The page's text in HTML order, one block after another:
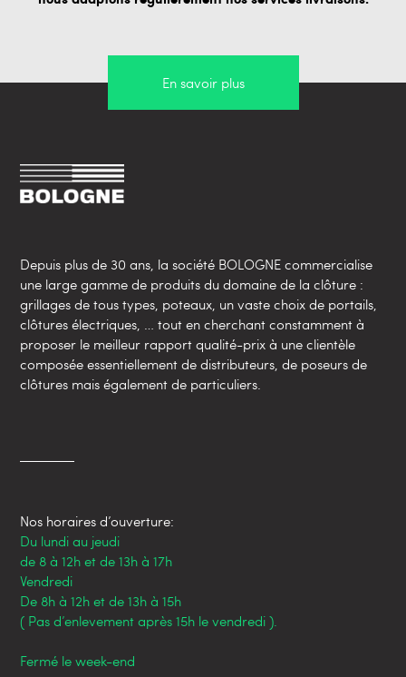
En savoir plus
Depuis plus de 30 ans, la société BOLOGNE commercialise
une large gamme de produits du domaine de la clôture :
grillages de tous types, poteaux, un vaste choix de portails,
clôtures électriques, … tout en cherchant constamment à
proposer le meilleur rapport qualité-prix à une clientèle
composée essentiellement de distributeurs, de poseurs de
clôtures mais également de particuliers.
Nos horaires d’ouverture:
Du lundi au jeudi
de 8 à 12h et de 13h à 17h
Vendredi
De 8h à 12h et de 13h à 15h
( Pas d’enlevement après 15h le vendredi ).
Fermé le week-end